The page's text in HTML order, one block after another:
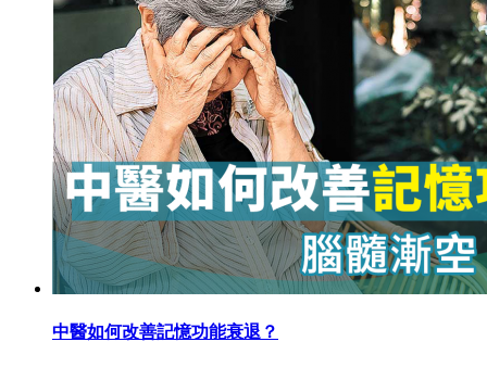
中醫如何改善記憶功能衰退？